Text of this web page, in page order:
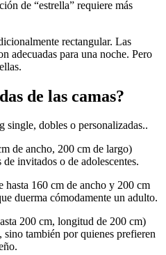
de “estrella” requiere más
rectangular. Las
adecuadas para una noche. Pero
de las camas?
single, dobles o personalizadas..
de ancho, 200 cm de largo)
invitados o de adolescentes.
160 cm de ancho y 200 cm
duerma cómodamente un adulto.
200 cm, longitud de 200 cm)
sino también por quienes prefieren